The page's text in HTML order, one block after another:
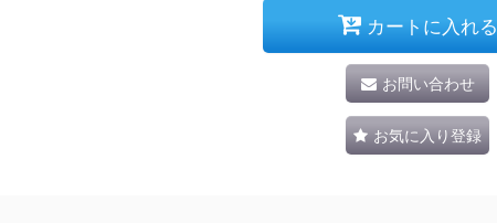
カートに入れる
お問い合わせ
お気に入り登録